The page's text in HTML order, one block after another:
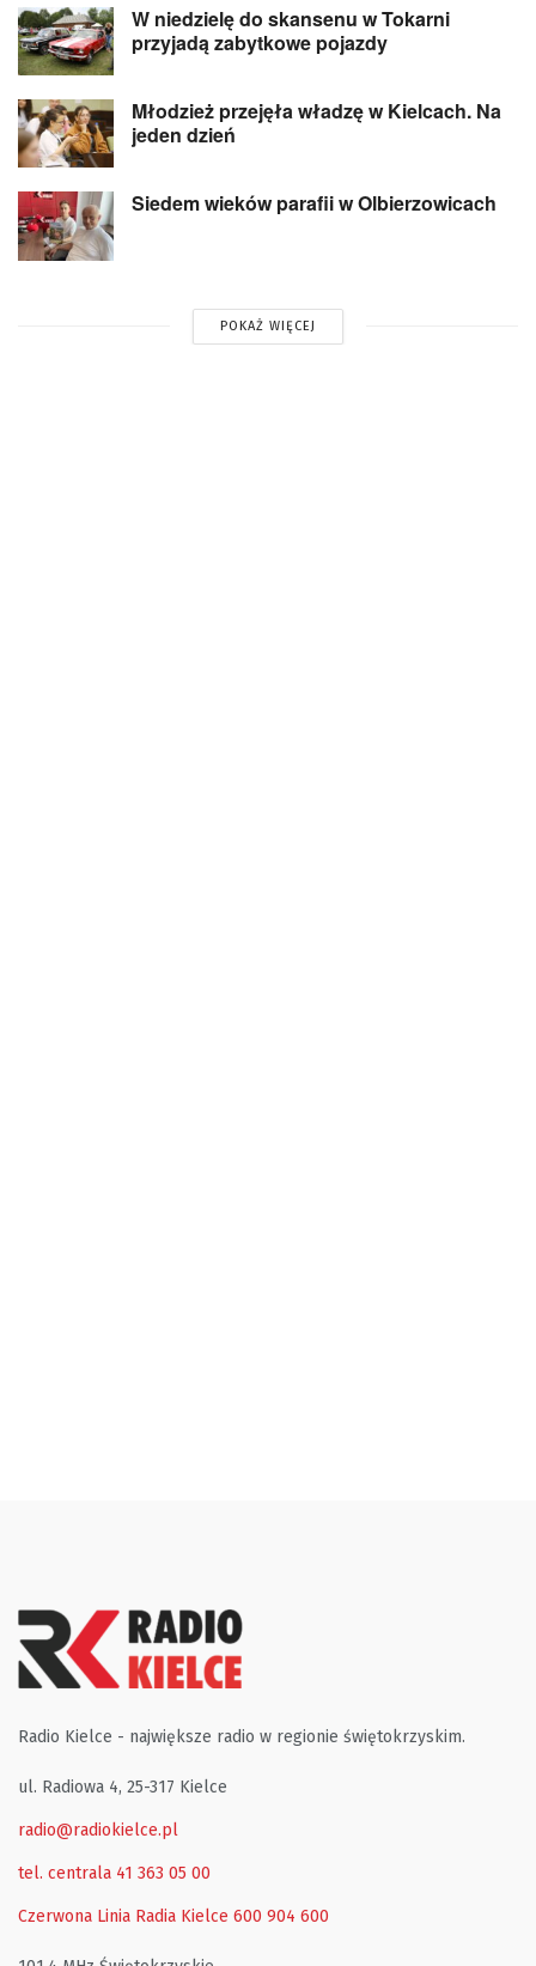
W niedzielę do skansenu w Tokarni
przyjadą zabytkowe pojazdy
Młodzież przejęła władzę w Kielcach. Na
jeden dzień
Siedem wieków parafii w Olbierzowicach
POKAŻ WIĘCEJ
Radio Kielce - największe radio w regionie świętokrzyskim.
ul. Radiowa 4, 25-317 Kielce
radio@radiokielce.pl
tel. centrala 41 363 05 00
Czerwona Linia Radia Kielce 600 904 600